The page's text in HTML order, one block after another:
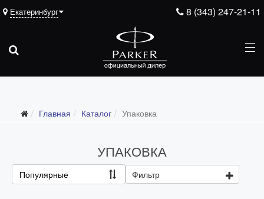
8 (343) 247-21-11
Екатеринбург
Главная Каталог Упаковка
УПАКОВКА
Популярные Фильтр
Распродажа